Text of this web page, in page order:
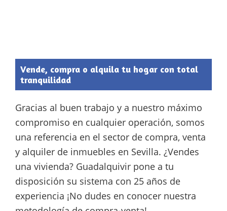
Vende, compra o alquila tu hogar con total
tranquilidad
Gracias al buen trabajo y a nuestro máximo
compromiso en cualquier operación, somos
una referencia en el sector de compra, venta
y alquiler de inmuebles en Sevilla. ¿Vendes
una vivienda? Guadalquivir pone a tu
disposición su sistema con 25 años de
experiencia ¡No dudes en conocer nuestra